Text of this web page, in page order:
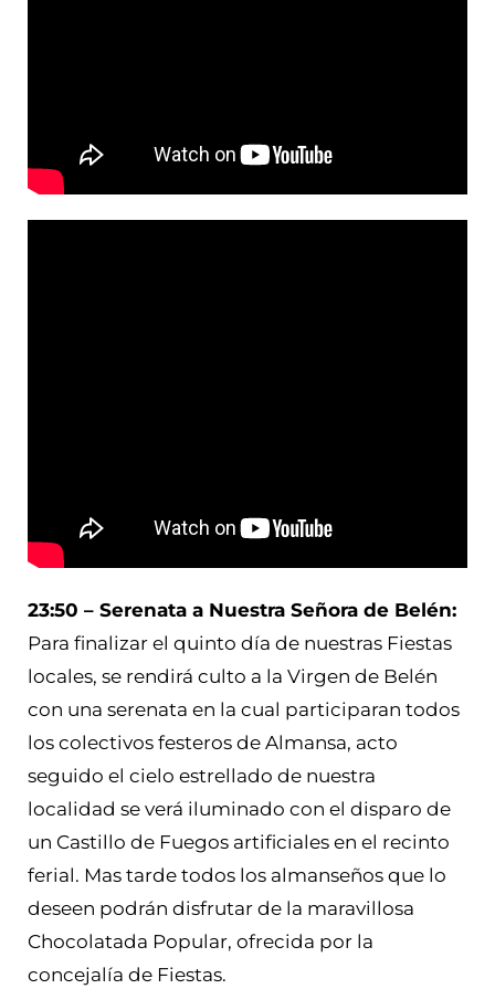
23:50 – Serenata a Nuestra Señora de Belén:
Para finalizar el quinto día de nuestras Fiestas
locales, se rendirá culto a la Virgen de Belén
con una serenata en la cual participaran todos
los colectivos festeros de Almansa, acto
seguido el cielo estrellado de nuestra
localidad se verá iluminado con el disparo de
un Castillo de Fuegos artificiales en el recinto
ferial. Mas tarde todos los almanseños que lo
deseen podrán disfrutar de la maravillosa
Chocolatada Popular, ofrecida por la
concejalía de Fiestas.